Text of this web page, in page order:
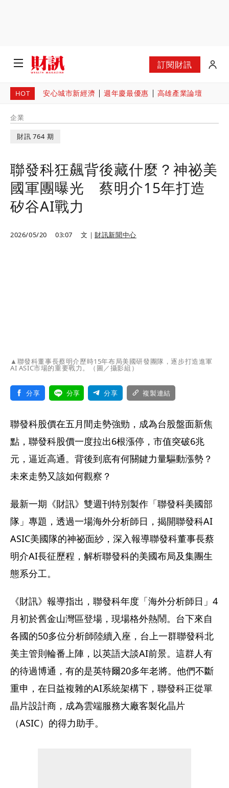
訂閱財訊
HOT 安心城市新經濟 週年慶最優惠 高雄產業論壇
企業
財訊 764 期
聯發科狂飆背後藏什麼？神祕美
國軍團曝光 蔡明介15年打造
矽谷AI戰力
2026/05/20 03:07 文｜ 財訊新聞中心
▲聯發科董事長蔡明介歷時15年布局美國研發團隊，逐步打造進軍
AI ASIC市場的重要戰力。（圖／攝影組）
分享 分享 分享 複製連結
聯發科股價在五月間走勢強勁，成為台股盤面新焦
點，聯發科股價一度拉出6根漲停，市值突破6兆
元，逼近高通。背後到底有何關鍵力量驅動漲勢？
未來走勢又該如何觀察？
最新一期《財訊》雙週刊特別製作「聯發科美國部
隊」專題，透過一場海外分析師日，揭開聯發科AI
ASIC美國隊的神祕面紗，深入報導聯發科董事長蔡
明介AI長征歷程，解析聯發科的美國布局及集團生
態系分工。
《財訊》報導指出，聯發科年度「海外分析師日」4
月初於舊金山灣區登場，現場格外熱鬧。台下來自
各國的50多位分析師陸續入座，台上一群聯發科北
美主管則輪番上陣，以英語大談AI前景。這群人有
的待過博通，有的是英特爾20多年老將。他們不斷
重申，在日益複雜的AI系統架構下，聯發科正從單
晶片設計商，成為雲端服務大廠客製化晶片
（ASIC）的得力助手。